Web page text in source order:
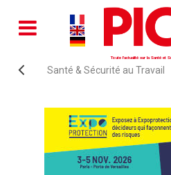
Toute l'actualité sur la Santé et
Santé & Sécurité au Travail